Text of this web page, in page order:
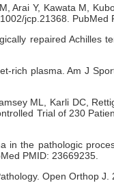
Arai Y, Kawata M,
jcp.21368. PubMed
repaired Achilles
rich plasma. Am J
ML, Karli DC,
Trial of 230
the pathologic
PMID: 23669235.
Open Orthop